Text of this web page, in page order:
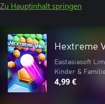
Zu Hauptinhalt springen
Hextreme
Eastasiasoft
Kinder &
4,99 €